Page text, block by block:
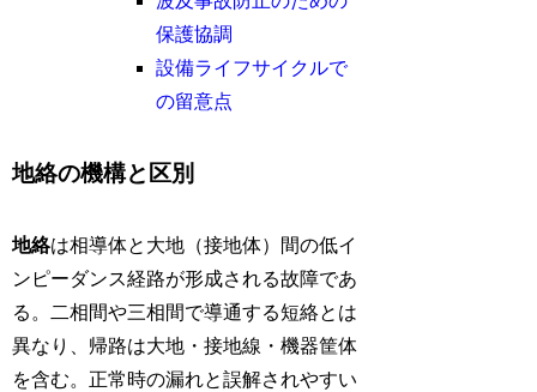
保護協調
設備ライフサイクルで
の留意点
地絡の機構と区別
地絡は相導体と大地（接地体）間の低イ
ンピーダンス経路が形成される故障であ
る。二相間や三相間で導通する短絡とは
異なり、帰路は大地・接地線・機器筐体
を含む。正常時の漏れと誤解されやすい